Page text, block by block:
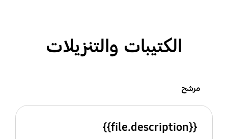
الكتيبات والتنزيلات
مرشح
{{file.description}}